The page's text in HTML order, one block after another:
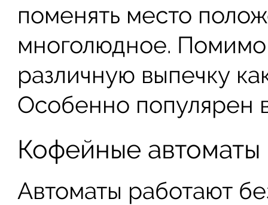
поменять место
многолюдное.
различную выпечку
Особенно популярен
Кофейные автоматы
Автоматы работают